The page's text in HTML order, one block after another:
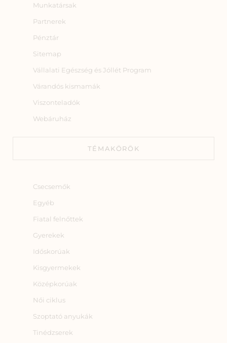
Munkatársak
Partnerek
Pénztár
Sitemap
Vállalati Egészség és Jóllét Program
Várandós kismamák
Viszonteladók
Webáruház
TÉMAKÖRÖK
Csecsemők
Egyéb
Fiatal felnőttek
Gyerekek
Időskorúak
Kisgyermekek
Középkorúak
Női ciklus
Szoptató anyukák
Tinédzserek